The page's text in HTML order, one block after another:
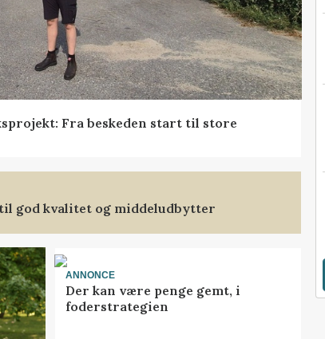
Fra beskeden start til store
god kvalitet og middeludbytter
ANNONCE
Der kan være penge gemt, i
foderstrategien